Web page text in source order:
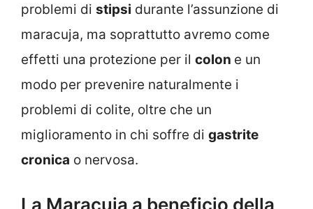
problemi di stipsi durante l’assunzione di
maracuja, ma soprattutto avremo come
effetti una protezione per il colon e un
modo per prevenire naturalmente i
problemi di colite, oltre che un
miglioramento in chi soffre di gastrite
cronica o nervosa.
La Maracuja a beneficio della